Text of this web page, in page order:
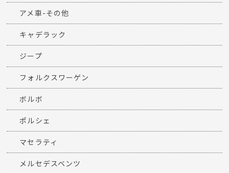
アメ車-その他
キャデラック
ジープ
フォルクスワーゲン
ボルボ
ポルシェ
マセラティ
メルセデスベンツ